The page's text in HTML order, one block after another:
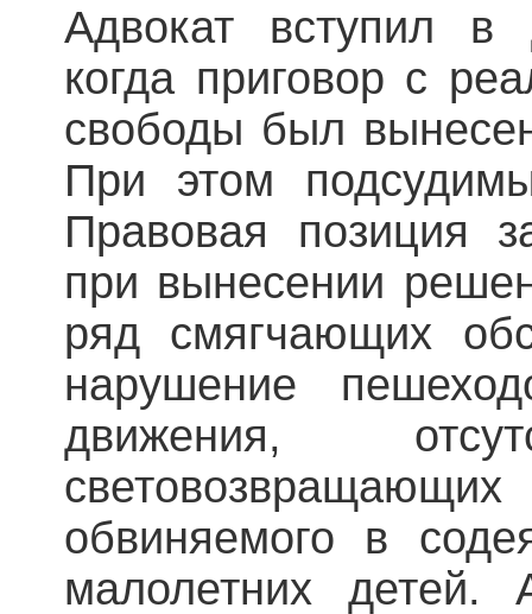
Адвокат вступил
когда приговор с
свободы был
При этом
Правовая позиция
при вынесении
ряд смягчающих
нарушение
движения,
обвиняемого в
малолетних детей.